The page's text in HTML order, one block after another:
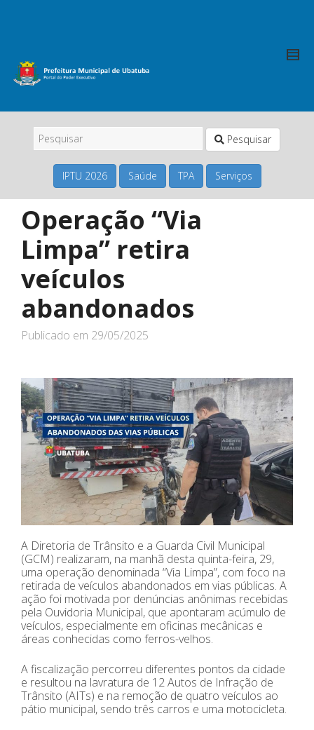
Pesquisar
IPTU 2026 Saúde TPA Serviços
Operação “Via
Limpa” retira
veículos
abandonados
Publicado em 29/05/2025
A Diretoria de Trânsito e a Guarda Civil Municipal
(GCM) realizaram, na manhã desta quinta-feira, 29,
uma operação denominada “Via Limpa”, com foco na
retirada de veículos abandonados em vias públicas. A
ação foi motivada por denúncias anônimas recebidas
pela Ouvidoria Municipal, que apontaram acúmulo de
veículos, especialmente em oficinas mecânicas e
áreas conhecidas como ferros-velhos.
A fiscalização percorreu diferentes pontos da cidade
e resultou na lavratura de 12 Autos de Infração de
Trânsito (AITs) e na remoção de quatro veículos ao
pátio municipal, sendo três carros e uma motocicleta.